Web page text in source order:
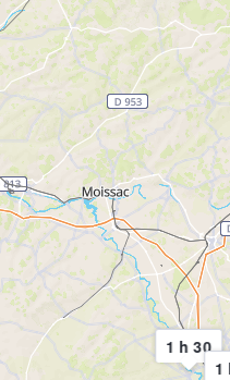
1 h 30
1